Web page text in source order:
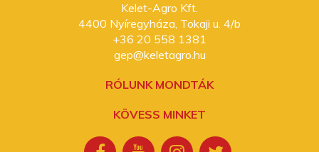
Kelet-Agro Kft.
4400 Nyíregyháza, Tokaji u. 4/b
+36 20 558 1381
gep@keletagro.hu
RÓLUNK MONDTÁK
KÖVESS MINKET